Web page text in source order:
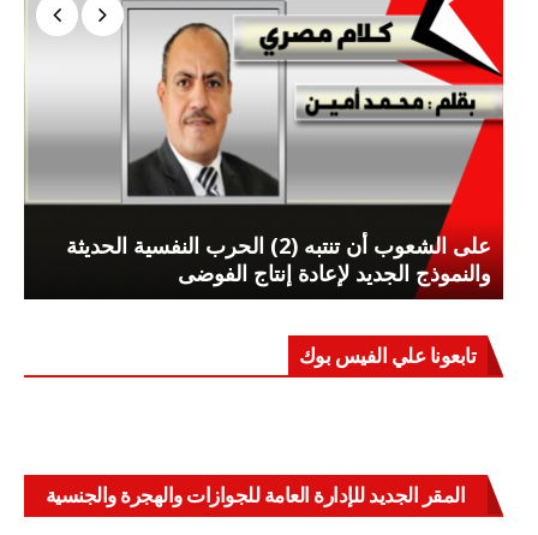
على الشعوب أن تنتبه (2) الحرب النفسية الحديثة
والنموذج الجديد لإعادة إنتاج الفوضى
تابعونا علي الفيس بوك
المقر الجديد للإدارة العامة للجوازات والهجرة والجنسية